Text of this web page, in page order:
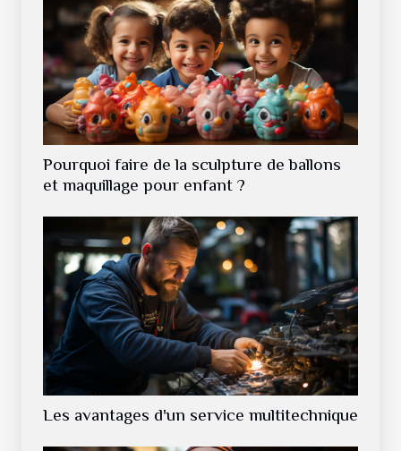
Pourquoi faire de la sculpture de ballons
et maquillage pour enfant ?
Les avantages d'un service multitechnique